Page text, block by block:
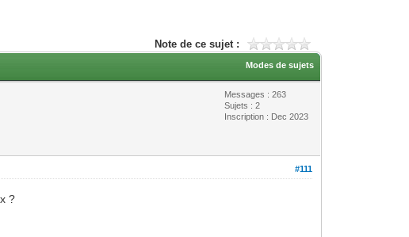
Note de ce sujet :
Modes de sujets
Messages : 263
Sujets : 2
Inscription : Dec 2023
#111
?